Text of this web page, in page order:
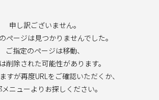
申し訳ございません。
ページは見つかりませんでした。
ご指定のページは移動、
削除された可能性があります。
すが再度URLをご確認いただくか、
ニューよりお探しください。